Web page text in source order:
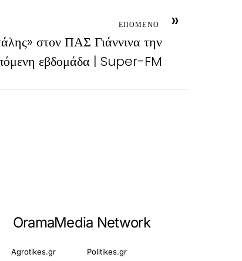
»
ΕΠΟΜΕΝΟ
στον ΠΑΣ Γιάννινα την
εβδομάδα | Super-FM
OramaMedia Network
Agrotikes.gr Politikes.gr